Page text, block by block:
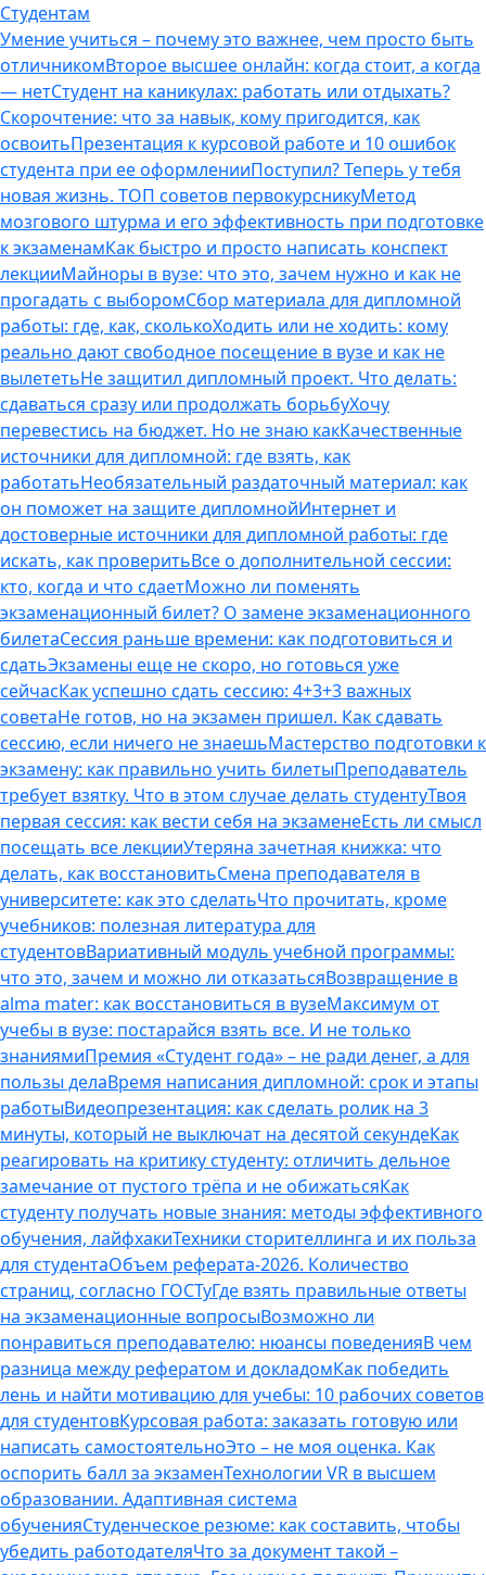
Студентам
Умение учиться – почему это важнее, чем просто быть
отличникомВторое высшее онлайн: когда стоит, а когда
— нетСтудент на каникулах: работать или отдыхать?
Скорочтение: что за навык, кому пригодится, как
освоитьПрезентация к курсовой работе и 10 ошибок
студента при ее оформленииПоступил? Теперь у тебя
новая жизнь. ТОП советов первокурсникуМетод
мозгового штурма и его эффективность при подготовке
к экзаменамКак быстро и просто написать конспект
лекцииМайноры в вузе: что это, зачем нужно и как не
прогадать с выборомСбор материала для дипломной
работы: где, как, сколькоХодить или не ходить: кому
реально дают свободное посещение в вузе и как не
вылететьНе защитил дипломный проект. Что делать:
сдаваться сразу или продолжать борьбуХочу
перевестись на бюджет. Но не знаю какКачественные
источники для дипломной: где взять, как
работатьНеобязательный раздаточный материал: как
он поможет на защите дипломнойИнтернет и
достоверные источники для дипломной работы: где
искать, как проверитьВсе о дополнительной сессии:
кто, когда и что сдаетМожно ли поменять
экзаменационный билет? О замене экзаменационного
билетаСессия раньше времени: как подготовиться и
сдатьЭкзамены еще не скоро, но готовься уже
сейчасКак успешно сдать сессию: 4+3+3 важных
советаНе готов, но на экзамен пришел. Как сдавать
сессию, если ничего не знаешьМастерство подготовки к
экзамену: как правильно учить билетыПреподаватель
требует взятку. Что в этом случае делать студентуТвоя
первая сессия: как вести себя на экзаменеЕсть ли смысл
посещать все лекцииУтеряна зачетная книжка: что
делать, как восстановитьСмена преподавателя в
университете: как это сделатьЧто прочитать, кроме
учебников: полезная литература для
студентовВариативный модуль учебной программы:
что это, зачем и можно ли отказатьсяВозвращение в
alma mater: как восстановиться в вузеМаксимум от
учебы в вузе: постарайся взять все. И не только
знаниямиПремия «Студент года» – не ради денег, а для
пользы делаВремя написания дипломной: срок и этапы
работыВидеопрезентация: как сделать ролик на 3
минуты, который не выключат на десятой секундеКак
реагировать на критику студенту: отличить дельное
замечание от пустого трёпа и не обижатьсяКак
студенту получать новые знания: методы эффективного
обучения, лайфхакиТехники сторителлинга и их польза
для студентаОбъем реферата-2026. Количество
страниц, согласно ГОСТуГде взять правильные ответы
на экзаменационные вопросыВозможно ли
понравиться преподавателю: нюансы поведенияВ чем
разница между рефератом и докладомКак победить
лень и найти мотивацию для учебы: 10 рабочих советов
для студентовКурсовая работа: заказать готовую или
написать самостоятельноЭто – не моя оценка. Как
оспорить балл за экзаменТехнологии VR в высшем
образовании. Адаптивная система
обученияСтуденческое резюме: как составить, чтобы
убедить работодателяЧто за документ такой –